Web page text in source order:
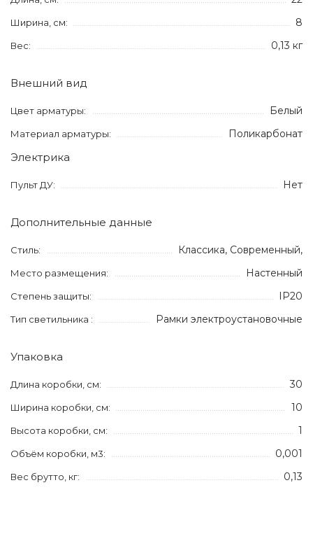
Ширина, см: 8
Вес: 0,13 кг
Внешний вид
Цвет арматуры: Белый
Материал арматуры: Поликарбонат
Электрика
Пульт ДУ: Нет
Дополнительные данные
Стиль: Классика, Современный,
Место размещения: Настенный
Степень защиты: IP20
Тип светильника : Рамки электроустановочные
Упаковка
Длина коробки, см: 30
Ширина коробки, см: 10
Высота коробки, см: 1
Объём коробки, м3: 0,001
Вес брутто, кг: 0,13